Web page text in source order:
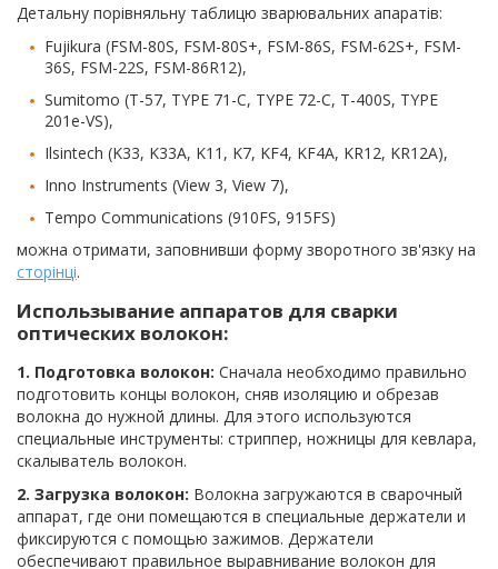
Детальну порівняльну таблицю зварювальних апаратів:
Fujikura (FSM-80S, FSM-80S+, FSM-86S, FSM-62S+, FSM-
36S, FSM-22S, FSM-86R12),
Sumitomo (T-57, TYPE 71-C, TYPE 72-C, T-400S, TYPE
201e-VS),
Ilsintech (K33, K33A, K11, K7, KF4, KF4A, KR12, KR12A),
Inno Instruments (View 3, View 7),
Tempo Communications (910FS, 915FS)
можна отримати, заповнивши форму зворотного зв'язку на
сторінці.
Использывание аппаратов для сварки
оптических волокон:
1. Подготовка волокон: Сначала необходимо правильно
подготовить концы волокон, сняв изоляцию и обрезав
волокна до нужной длины. Для этого используются
специальные инструменты: стриппер, ножницы для кевлара,
скалыватель волокон.
2. Загрузка волокон: Волокна загружаются в сварочный
аппарат, где они помещаются в специальные держатели и
фиксируются с помощью зажимов. Держатели
обеспечивают правильное выравнивание волокон для